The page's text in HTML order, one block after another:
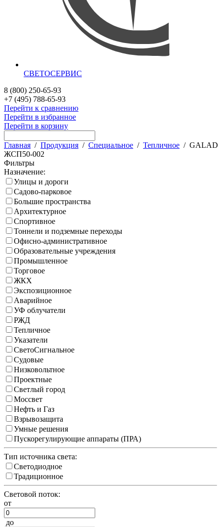
СВЕТОСЕРВИС
8 (800) 250-65-93
+7 (495) 788-65-93
Перейти к сравнению
Перейти в избранное
Перейти в корзину
Главная / Продукция / Специальное / Тепличное / GALAD
ЖСП50-002
Фильтры
Назначение:
Улицы и дороги
Садово-парковое
Большие пространства
Архитектурное
Спортивное
Тоннели и подземные переходы
Офисно-административное
Образовательные учреждения
Промышленное
Торговое
ЖКХ
Экспозиционное
Аварийное
УФ облучатели
РЖД
Тепличное
Указатели
СветоСигнальное
Судовые
Низковольтное
Проектные
Светлый город
Моссвет
Нефть и Газ
Взрывозащита
Умные решения
Пускорегулирующие аппараты (ПРА)
Тип источника света:
Светодиодное
Традиционное
Световой поток:
от
до